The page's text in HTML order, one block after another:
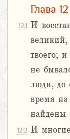
Глава 12
12:1 И
твоего;
не
люди, до
время из
найдены
12:2 И